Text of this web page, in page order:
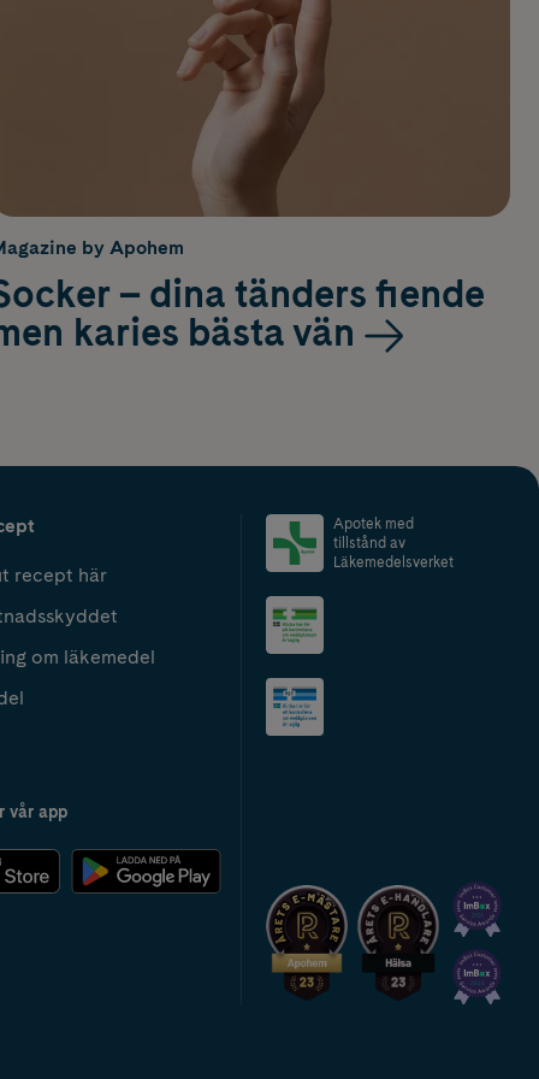
by Apohem
– dina tänders fiende
karies bästa vän
recept här
om läkemedel
vår app
Apotek med
tillstånd av
Läkemedelsverket
2024